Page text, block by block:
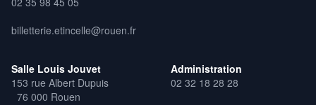
billetterie.etincelle@rouen.fr
Salle Louis Jouvet
153 rue Albert Dupuis
76 000 Rouen
Administration
02 32 18 28 28